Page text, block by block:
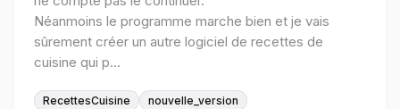
Néanmoins le programme marche bien et je vais
sûrement créer un autre logiciel de recettes de
cuisine qui p...
RecettesCuisine nouvelle_version